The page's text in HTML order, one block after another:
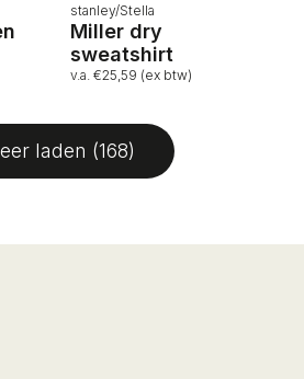
stanley/Stella
Miller dry
sweatshirt
v.a. €25,59 (ex btw)
laden (168)